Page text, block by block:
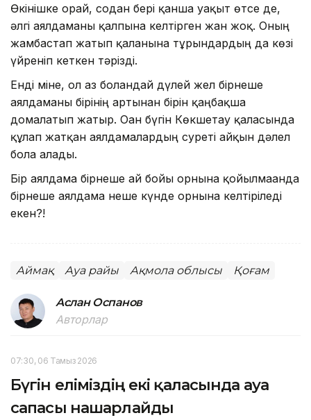
Өкінішке орай, содан бері қанша уақыт өтсе де,
әлгі аялдаманы қалпына келтірген жан жоқ. Оның
жамбастап жатып қалғанына тұрғындардың да көзі
үйреніп кеткен тәрізді.
Енді міне, ол аз болғандай дүлей жел бірнеше
аялдаманы бірінің артынан бірін қаңбақша
домалатып жатыр. Оған бүгін Көкшетау қаласында
құлап жатқан аялдамалардың суреті айқын дәлел
бола алады.
Бір аялдама бірнеше ай бойы орнына қойылмағанда
бірнеше аялдама неше күнде орнына келтіріледі
екен?!
Аймақ Ауа райы Ақмола облысы Қоғам
Аслан Оспанов
Авторлар
07:30, 06 Тамыз 2026
Бүгін еліміздің екі қаласында ауа
сапасы нашарлайды